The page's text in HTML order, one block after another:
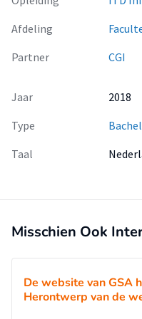
kantelpunt. De
van elkaars status in het
wordt de projectleider
en kan er geen goede
vaak niet meer bereikt
Afdeling
Partner
CGI
Jaar
2018
Type
Taal
Misschien Ook
De website van GSA
Herontwerp van de